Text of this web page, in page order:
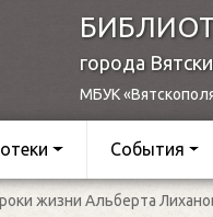
города
МБУК
События
жизни Альберта